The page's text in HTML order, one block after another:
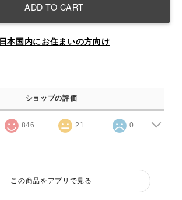
ADD TO CART
日本国内にお住まいの方向け
ショップの評価
846 21 0
この商品をアプリで見る